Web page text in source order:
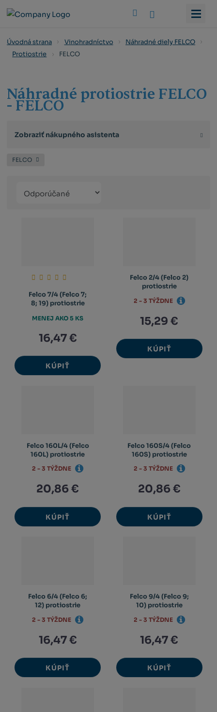
Úvodná strana Vinohradníctvo
Náhradné diely FELCO
Protiostrie
FELCO
Náhradné protiostrie FELCO
- FELCO
Zobraziť nákupného asistenta
FELCO
produktů
Felco 7/4 (Felco 7;
8; 19) protiostrie
16,47 €
KÚPIŤ
MENEJ AKO 5 KS
Felco 2/4 (Felco 2)
protiostrie
15,29 €
KÚPIŤ
2 - 3 TÝŽDNE
Felco 160L/4 (Felco
160L) protiostrie
20,86 €
KÚPIŤ
2 - 3 TÝŽDNE
Felco 160S/4 (Felco
160S) protiostrie
20,86 €
KÚPIŤ
2 - 3 TÝŽDNE
Felco 6/4 (Felco 6;
12) protiostrie
16,47 €
KÚPIŤ
2 - 3 TÝŽDNE
Felco 9/4 (Felco 9;
10) protiostrie
16,47 €
KÚPIŤ
2 - 3 TÝŽDNE